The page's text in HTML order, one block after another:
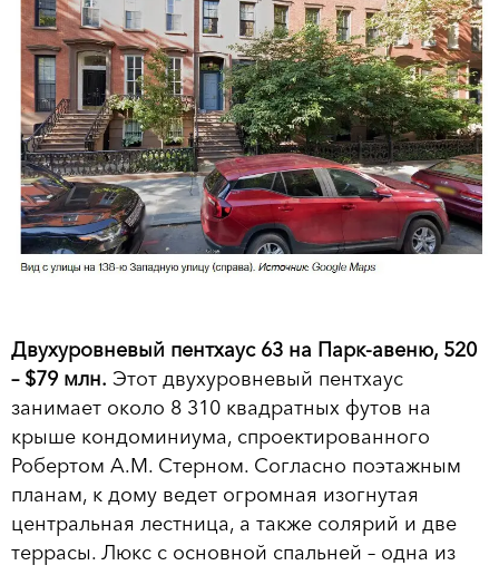
Двухуровневый пентхаус 63 на Парк-авеню, 520
– $79 млн. Этот двухуровневый пентхаус
занимает около 8 310 квадратных футов на
крыше кондоминиума, спроектированного
Робертом А.М. Стерном. Согласно поэтажным
планам, к дому ведет огромная изогнутая
центральная лестница, а также солярий и две
террасы. Люкс с основной спальней – одна из